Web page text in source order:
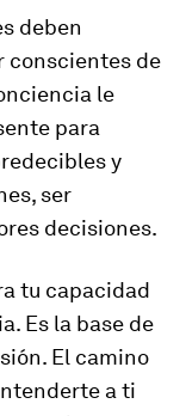
deben
conscientes de
le
para
y
ser
decisiones.
tu capacidad
Es la base de
El camino
a ti